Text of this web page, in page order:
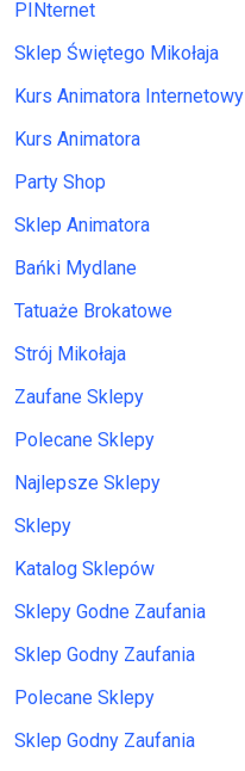
PINternet
Sklep Świętego Mikołaja
Kurs Animatora Internetowy
Kurs Animatora
Party Shop
Sklep Animatora
Bańki Mydlane
Tatuaże Brokatowe
Strój Mikołaja
Zaufane Sklepy
Polecane Sklepy
Najlepsze Sklepy
Sklepy
Katalog Sklepów
Sklepy Godne Zaufania
Sklep Godny Zaufania
Polecane Sklepy
Sklep Godny Zaufania